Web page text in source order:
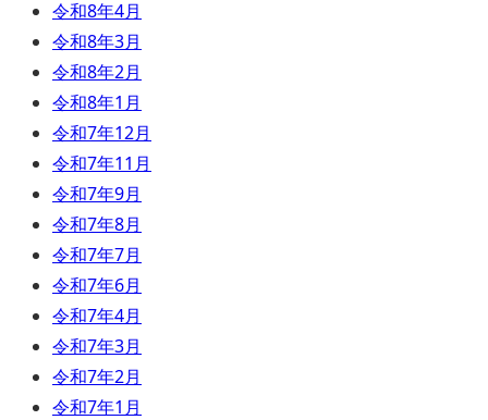
令和8年4月
令和8年3月
令和8年2月
令和8年1月
令和7年12月
令和7年11月
令和7年9月
令和7年8月
令和7年7月
令和7年6月
令和7年4月
令和7年3月
令和7年2月
令和7年1月